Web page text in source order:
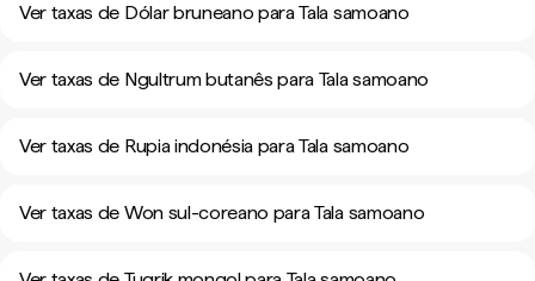
Ver taxas de Dólar bruneano para Tala samoano
Ver taxas de Ngultrum butanês para Tala samoano
Ver taxas de Rupia indonésia para Tala samoano
Ver taxas de Won sul-coreano para Tala samoano